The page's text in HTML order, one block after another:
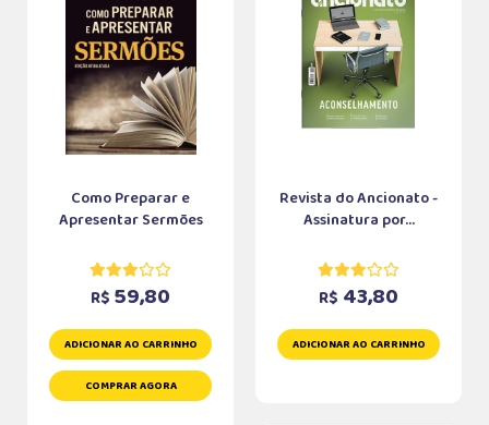
Como Preparar e
Apresentar Sermões
R$ 59,80
ADICIONAR AO CARRINHO
COMPRAR AGORA
Revista do Ancionato -
Assinatura por...
R$ 43,80
ADICIONAR AO CARRINHO